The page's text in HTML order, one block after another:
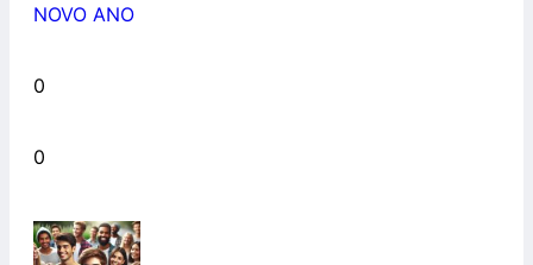
NOVO ANO
0
0